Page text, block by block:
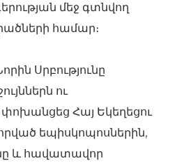
մեջ գտնվող
համար։
Սրբությունը
ու
Հայ Եկեղեցու
եպիսկոպոսներին,
և հավատավոր